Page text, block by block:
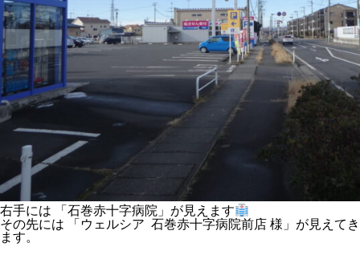
右手には 「石巻赤十字病院」が見えます
その先には 「ウェルシア 石巻赤十字病院前店 様」が見えてき
ます。